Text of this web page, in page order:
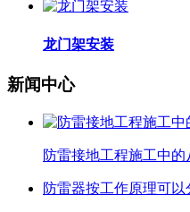
龙门架安装
新闻中心
防雷接地工程施工中的
防雷器按工作原理可以